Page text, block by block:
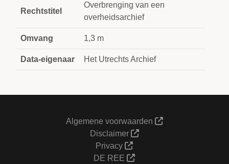
Rechtstitel
Overbrenging van een
overheidsarchief
Omvang 1,3 m
Data-eigenaar Het Utrechts Archief
Algemene voorwaarden
Disclaimer
Privacy
DE REE